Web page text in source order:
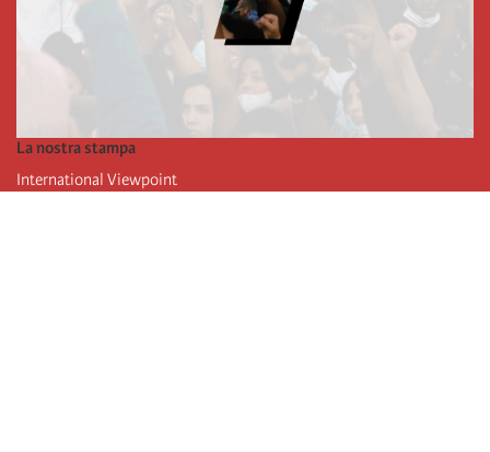
La nostra stampa
International Viewpoint